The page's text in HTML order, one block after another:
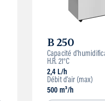
B 250
Capacité
H.R. 21°C
2,4 L/h
Débit d’air (max)
500 m³/h